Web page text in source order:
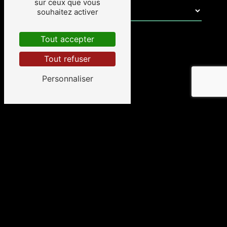
sur ceux que vous
souhaitez activer
Tout accepter
Tout refuser
Personnaliser